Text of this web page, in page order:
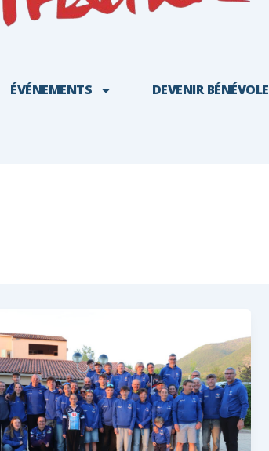
ÉVÉNEMENTS DEVENIR BÉNÉVOLE